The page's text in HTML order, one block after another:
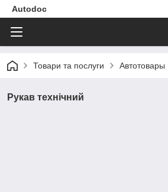
Autodoc
Товари та послуги Автотовары
Рукав технічний